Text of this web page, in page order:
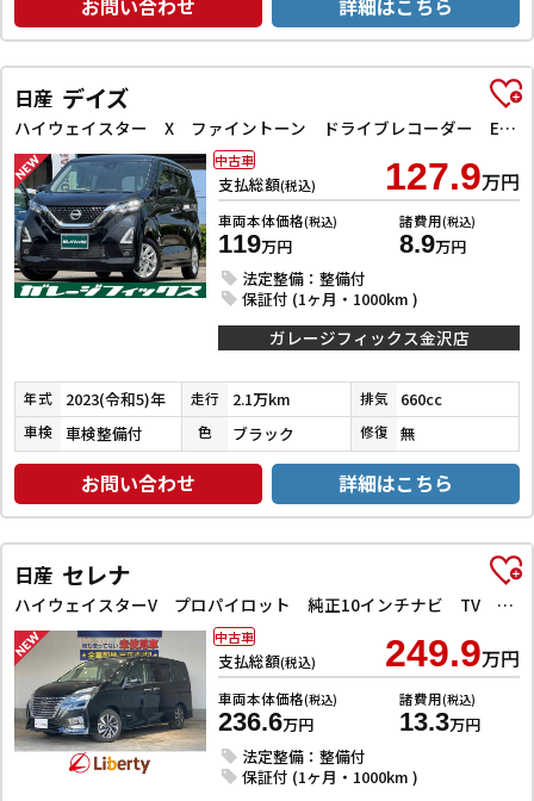
お問い合わせ 詳細はこちら
日産 デイズ
ハイウェイスター X ファイントーン ドライブレコーダー ETC 全周囲カメラ クリアランスソナー 衝突被害軽減システム オートライト LEDヘッドランプ スマートキー アイドリングストップ 電動格納ミラー ベンチシート CVT
支払総額(税込) 127.9万円
車両本体価格(税込)
119万円
諸費用(税込)
8.9万円
法定整備：整備付
保証付 (1ヶ月・1000km )
中古車
ガレージフィックス金沢店
年式 2023(令和5)年 走行 2.1万km 排気 660cc
車検 車検整備付 色 ブラック 修復 無
お問い合わせ 詳細はこちら
日産 セレナ
ハイウェイスターV プロパイロット 純正10インチナビ TV Bluetooth対応 アラウンドビューモニター 両側自動ドア 電子パーキング クルーズコントロール LEDヘッドライト 革巻きステアリング スマートキー
支払総額(税込) 249.9万円
車両本体価格(税込)
236.6万円
諸費用(税込)
13.3万円
法定整備：整備付
保証付 (1ヶ月・1000km )
中古車